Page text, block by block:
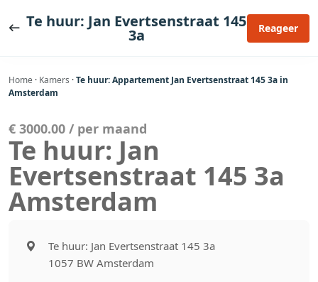
naar Te huur: Jan Evertsenstraat 145
3a Reageer
Home · Kamers ·Te huur: Appartement Jan Evertsenstraat 145 3a in
Amsterdam
€ 3000.00 / per maand
Te huur: Jan
Evertsenstraat 145 3a
Amsterdam
Te huur: Jan Evertsenstraat 145 3a
1057 BW Amsterdam